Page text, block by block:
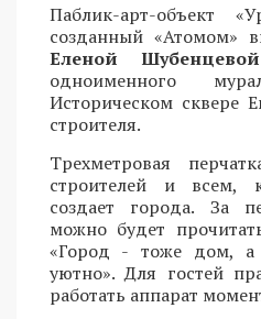
Паблик-арт-объект
созданный «Атомом»
Еленой Шубенцевой
одноименного
Историческом сквере
строителя.
Трехметровая
строителей и всем,
создает города. За
можно будет
«Город - тоже дом,
уютно». Для гостей
работать аппарат